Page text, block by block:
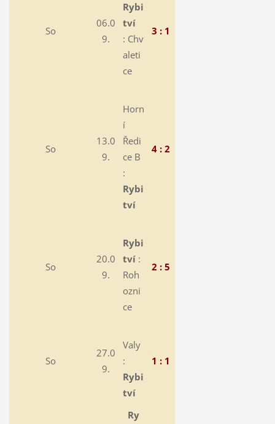
So
06.0
9.
Rybi
tví
: Chv
aleti
ce
3 : 1
So
13.0
9.
Horn
í
Ředi
ce B
:
Rybi
tví
4 : 2
So
20.0
9.
Rybi
tví :
Roh
ozni
ce
2 : 5
So
27.0
9.
Valy
:
Rybi
tví
1 : 1
Ry